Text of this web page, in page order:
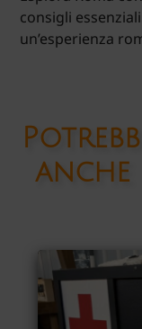
consigli
un’esperienza